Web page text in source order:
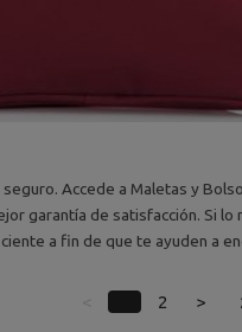
Accede a Maletas y
garantía de satisfacción. Si
a fin de que te ayuden a
2 >